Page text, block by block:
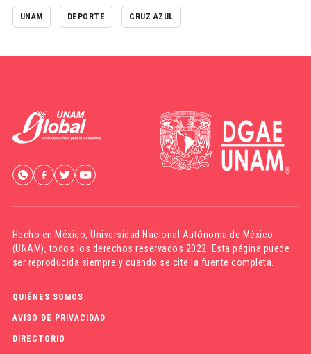
UNAM DEPORTE CRUZ AZUL
Hecho en México,Universidad Nacional Autónoma de México
(UNAM), todos los derechos reservados 2022. Esta página puede
ser reproducida siempre y cuando se cite la fuente completa.
QUIÉNES SOMOS
AVISO DE PRIVACIDAD
DIRECTORIO